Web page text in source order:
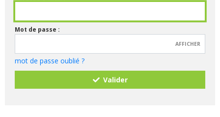
Mot de passe :
AFFICHER
mot de passe oublié ?
Valider